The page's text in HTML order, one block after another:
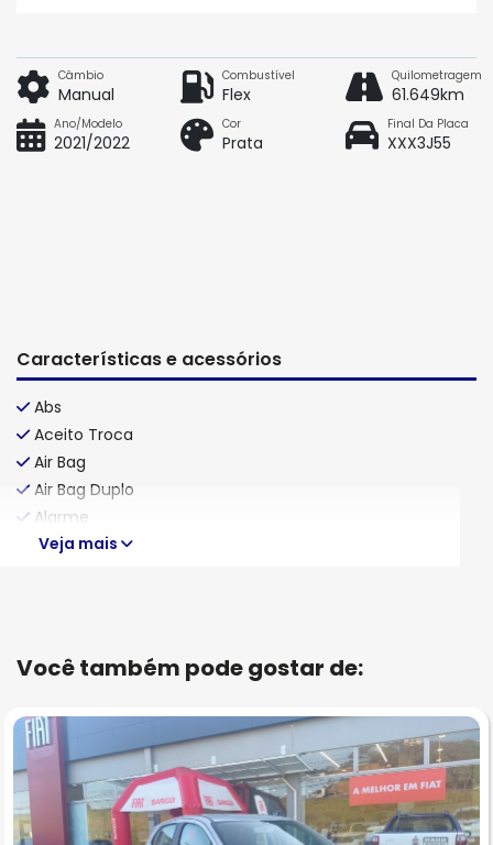
Câmbio
Manual
Combustível
Flex
Quilometragem
61.649km
Ano/Modelo
2021/2022
Cor
Prata
Final Da Placa
XXX3J55
Características e acessórios
Abs
Aceito Troca
Air Bag
Air Bag Duplo
Alarme
Veja mais
Você também pode gostar de: